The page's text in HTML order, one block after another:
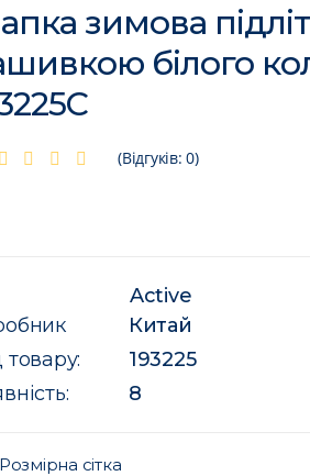
зимова
білого
(Відгуків: 0)
Active
Китай
товару:
193225
8
Розмірна сітка